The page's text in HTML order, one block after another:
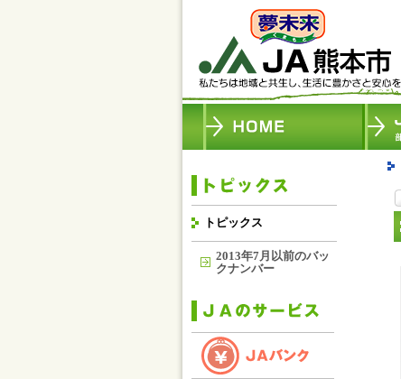
トピックス
2013年7月以前のバッ
クナンバー